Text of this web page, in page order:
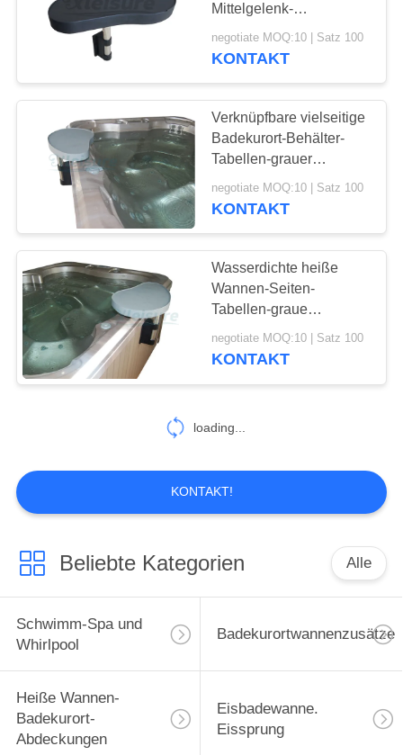
Aufblasbare
Badekurort-
Abdeckung
46
Heiße Wannen-
20
Badekurort-Filter
163
Mittelgelenk-
Plastikentwurfs-
sorgloser Bau
negotiate MOQ:10 | Satz 100
KONTAKT
Verknüpfbare vielseitige
Badekurort-Behälter-
Tabellen-grauer
Badekurort-
Transportgestell-
negotiate MOQ:10 | Satz 100
KONTAKT
Wasserdichte heiße
Wannen-Seiten-
Tabellen-graue
Schraube Badekurort-
Stangen-an der langen
negotiate MOQ:10 | Satz 100
KONTAKT
loading...
KONTAKT!
Beliebte Kategorien Alle
Schwimm-Spa und
Whirlpool
Badekurortwannenzusätze
Heiße Wannen-
Badekurort-
Abdeckungen
Eisbadewanne.
Eissprung